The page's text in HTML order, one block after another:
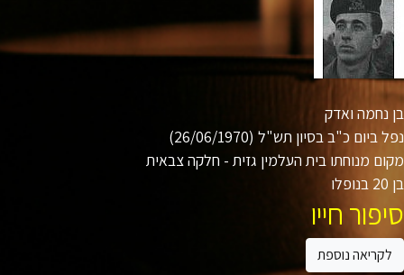
נחמה ואדק
ביום כ"ב בסיון תש"ל (26/06/1970)
מנוחתו בית העלמין גזית - חלקה צבאית
חייו
נוספת